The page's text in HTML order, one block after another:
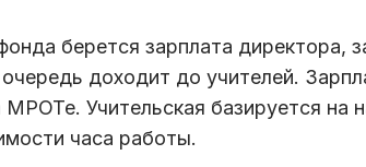
берется зарплата директора,
доходит до учителей.
МРОТе. Учительская базируется на
часа работы.